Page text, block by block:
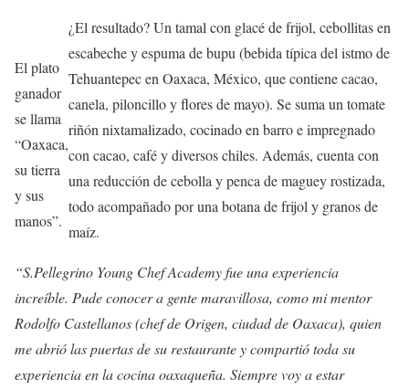
El plato
ganador
se llama
“Oaxaca,
su tierra
y sus
manos”.
¿El resultado? Un tamal con glacé de frijol, cebollitas en
escabeche y espuma de bupu (bebida típica del istmo de
Tehuantepec en Oaxaca, México, que contiene cacao,
canela, piloncillo y flores de mayo). Se suma un tomate
riñón nixtamalizado, cocinado en barro e impregnado
con cacao, café y diversos chiles. Además, cuenta con
una reducción de cebolla y penca de maguey rostizada,
todo acompañado por una botana de frijol y granos de
maíz.
“S.Pellegrino Young Chef Academy fue una experiencia
increíble. Pude conocer a gente maravillosa, como mi mentor
Rodolfo Castellanos (chef de Origen, ciudad de Oaxaca), quien
me abrió las puertas de su restaurante y compartió toda su
experiencia en la cocina oaxaqueña. Siempre voy a estar